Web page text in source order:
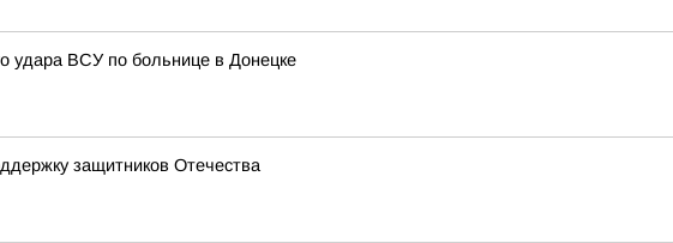
удара ВСУ по больнице в Донецке
защитников Отечества